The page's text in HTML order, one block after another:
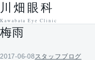
本文へ移動
川畑眼科
Kawabata Eye Clinic
梅雨
2017-06-08 スタッフブログ